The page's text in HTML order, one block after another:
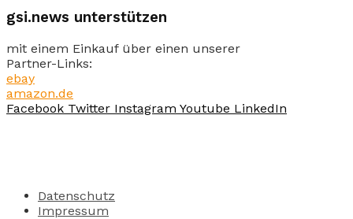
gsi.news unterstützen
mit einem Einkauf über einen unserer
Partner-Links:
ebay
amazon.de
Facebook Twitter Instagram Youtube LinkedIn
Datenschutz
Impressum